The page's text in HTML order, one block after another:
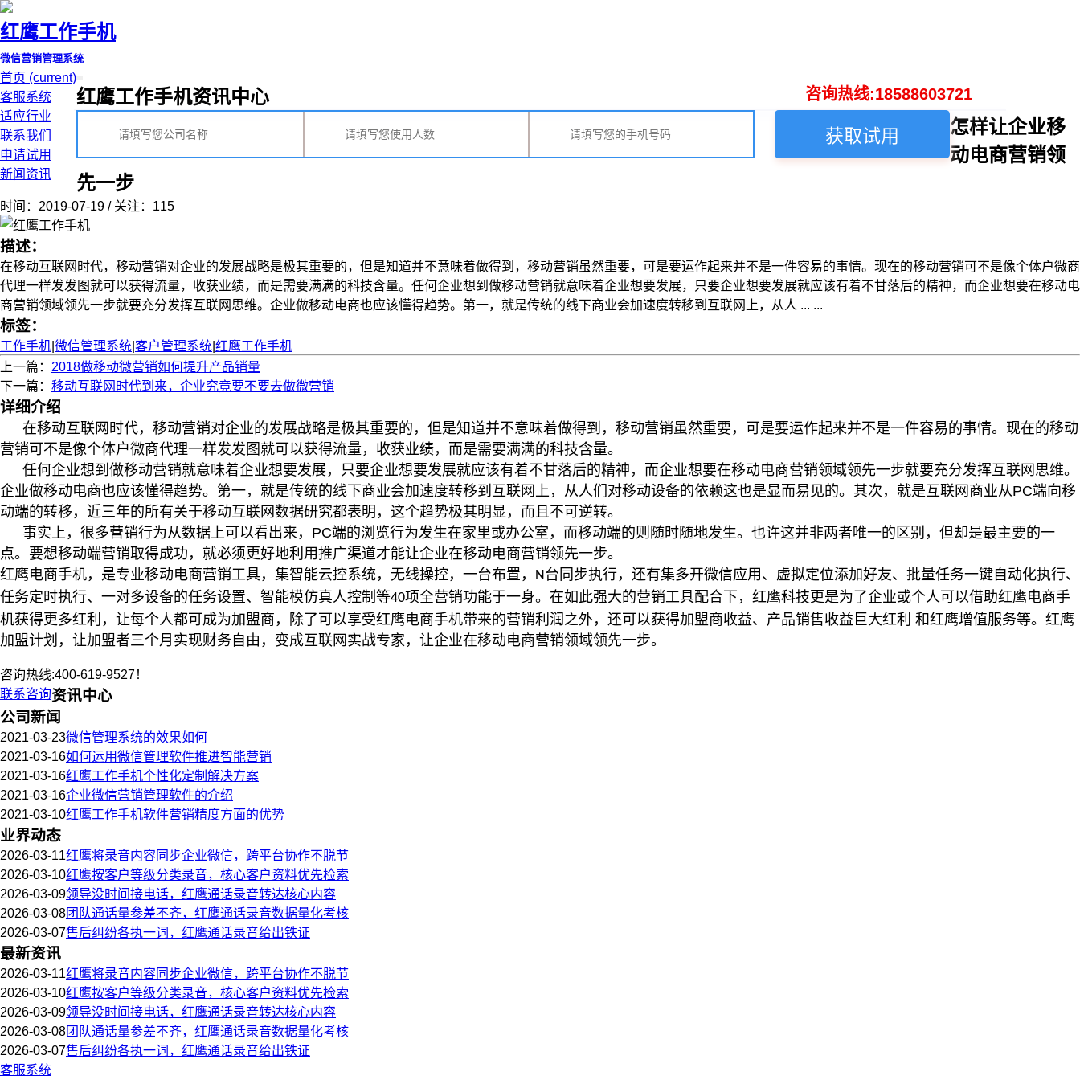
红鹰工作手机
微信营销管理系统
首页 (current)
客服系统
适应行业
联系我们
申请试用
新闻资讯
咨询热线:18588603721
红鹰工作手机资讯中心
获取试用
怎样让企业移
动电商营销领
先一步
时间：2019-07-19 / 关注：115
描述：
在移动互联网时代，移动营销对企业的发展战略是极其重要的，但是知道并不意味着做得到，移动营销虽然重要，可是要运作起来并不是一件容易的事情。现在的移动营销可不是像个体户微商
代理一样发发图就可以获得流量，收获业绩，而是需要满满的科技含量。任何企业想到做移动营销就意味着企业想要发展，只要企业想要发展就应该有着不甘落后的精神，而企业想要在移动电
商营销领域领先一步就要充分发挥互联网思维。企业做移动电商也应该懂得趋势。第一，就是传统的线下商业会加速度转移到互联网上，从人 ... ...
标签：
工作手机 微信管理系统 客户管理系统 红鹰工作手机
上一篇： 2018做移动微营销如何提升产品销量
下一篇： 移动互联网时代到来，企业究竟要不要去做微营销
详细介绍
在移动互联网时代，移动营销对企业的发展战略是极其重要的，但是知道并不意味着做得到，移动营销虽然重要，可是要运作起来并不是一件容易的事情。现在的移动
营销可不是像个体户微商代理一样发发图就可以获得流量，收获业绩，而是需要满满的科技含量。
任何企业想到做移动营销就意味着企业想要发展，只要企业想要发展就应该有着不甘落后的精神，而企业想要在移动电商营销领域领先一步就要充分发挥互联网思维。
企业做移动电商也应该懂得趋势。第一，就是传统的线下商业会加速度转移到互联网上，从人们对移动设备的依赖这也是显而易见的。其次，就是互联网商业从PC端向移
动端的转移，近三年的所有关于移动互联网数据研究都表明，这个趋势极其明显，而且不可逆转。
事实上，很多营销行为从数据上可以看出来， PC端的浏览行为发生在家里或办公室，而移动端的则随时随地发生。也许这并非两者唯一的区别，但却是最主要的一
点。要想移动端营销取得成功，就必须更好地利用推广渠道才能让企业在移动电商营销领先一步。
红鹰电商手机，是专业移动电商营销工具，集智能云控系统，无线操控，一台布置， N台同步执行，还有集多开微信应用、虚拟定位添加好友、批量任务一键自动化执行、
任务定时执行、一对多设备的任务设置、智能模仿真人控制等40项全营销功能于一身。在如此强大的营销工具配合下，红鹰科技更是为了企业或个人可以借助红鹰电商手
机获得更多红利，让每个人都可成为加盟商，除了可以享受红鹰电商手机带来的营销利润之外，还可以获得加盟商收益、产品销售收益巨大红利 和红鹰增值服务等。红鹰
加盟计划，让加盟者三个月实现财务自由，变成互联网实战专家，让企业在移动电商营销领域领先一步。
咨询热线:400-619-9527！
联系咨询资讯中心
公司新闻
2021-03-23微信管理系统的效果如何
2021-03-16如何运用微信管理软件推进智能营销
2021-03-16红鹰工作手机个性化定制解决方案
2021-03-16企业微信营销管理软件的介绍
2021-03-10红鹰工作手机软件营销精度方面的优势
业界动态
2026-03-11红鹰将录音内容同步企业微信，跨平台协作不脱节
2026-03-10红鹰按客户等级分类录音，核心客户资料优先检索
2026-03-09领导没时间接电话，红鹰通话录音转达核心内容
2026-03-08团队通话量参差不齐，红鹰通话录音数据量化考核
2026-03-07售后纠纷各执一词，红鹰通话录音给出铁证
最新资讯
2026-03-11红鹰将录音内容同步企业微信，跨平台协作不脱节
2026-03-10红鹰按客户等级分类录音，核心客户资料优先检索
2026-03-09领导没时间接电话，红鹰通话录音转达核心内容
2026-03-08团队通话量参差不齐，红鹰通话录音数据量化考核
2026-03-07售后纠纷各执一词，红鹰通话录音给出铁证
客服系统